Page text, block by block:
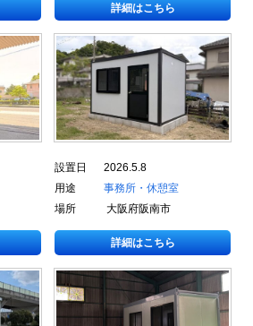
詳細はこちら
設置日
2026.5.8
用途
事務所・休憩室
場所
大阪府阪南市
詳細はこちら